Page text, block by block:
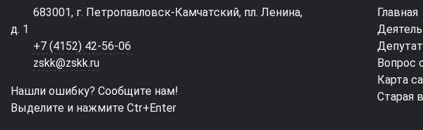
683001, г. Петропавловск-Камчатский, пл. Ленина,
д. 1
+7 (4152) 42-56-06
zskk@zskk.ru
Нашли ошибку? Сообщите нам!
Выделите и нажмите Ctr+Enter
Главная
Вопрос
Карта
Старая